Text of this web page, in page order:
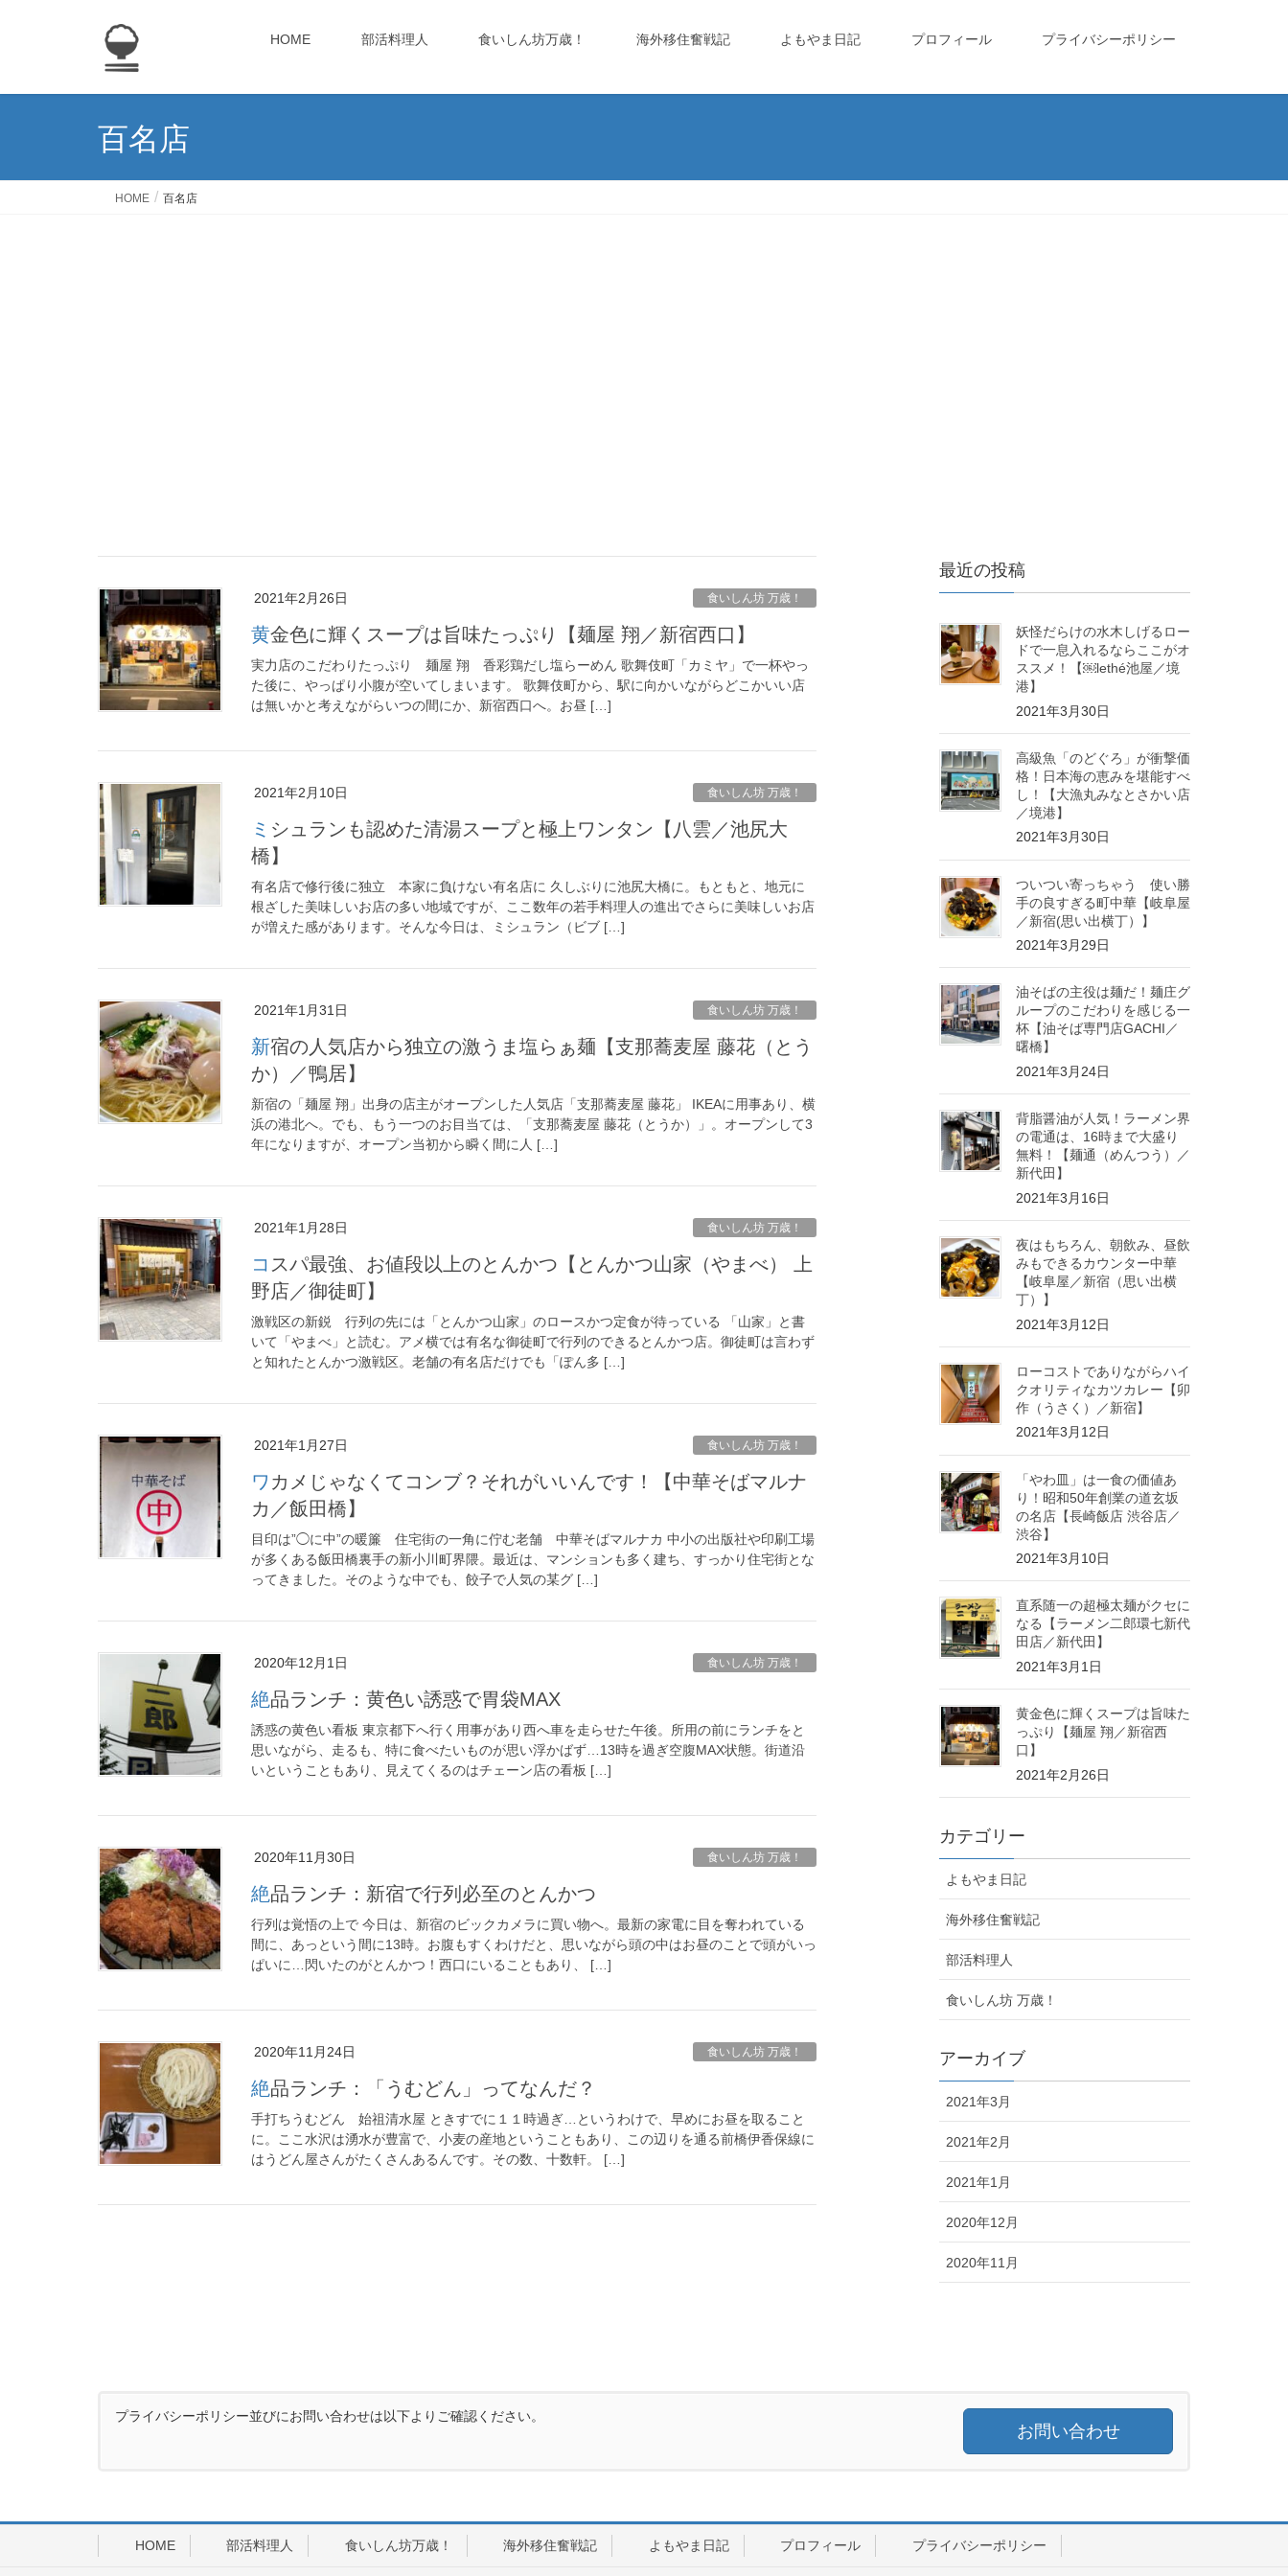
HOME 部活料理人 食いしん坊万歳！ 海外移住奮戦記 よもやま日記 プロフィール プライバシーポリシー
百名店
HOME 百名店
2021年2月26日 食いしん坊 万歳！
黄金色に輝くスープは旨味たっぷり【麺屋 翔／新宿西口】
実力店のこだわりたっぷり 麺屋 翔 香彩鶏だし塩らーめん 歌舞伎町「カミヤ」で一杯やっ
た後に、やっぱり小腹が空いてしまいます。 歌舞伎町から、駅に向かいながらどこかいい店
は無いかと考えながらいつの間にか、新宿西口へ。お昼 […]
2021年2月10日 食いしん坊 万歳！
ミシュランも認めた清湯スープと極上ワンタン【八雲／池尻大
橋】
有名店で修行後に独立 本家に負けない有名店に 久しぶりに池尻大橋に。もともと、地元に
根ざした美味しいお店の多い地域ですが、ここ数年の若手料理人の進出でさらに美味しいお店
が増えた感があります。そんな今日は、ミシュラン（ビブ […]
2021年1月31日 食いしん坊 万歳！
新宿の人気店から独立の激うま塩らぁ麺【支那蕎麦屋 藤花（とう
か）／鴨居】
新宿の「麺屋 翔」出身の店主がオープンした人気店「支那蕎麦屋 藤花」 IKEAに用事あり、横
浜の港北へ。でも、もう一つのお目当ては、「支那蕎麦屋 藤花（とうか）」。オープンして3
年になりますが、オープン当初から瞬く間に人 […]
2021年1月28日 食いしん坊 万歳！
コスパ最強、お値段以上のとんかつ【とんかつ山家（やまべ） 上
野店／御徒町】
激戦区の新鋭 行列の先には「とんかつ山家」のロースかつ定食が待っている 「山家」と書
いて「やまべ」と読む。アメ横では有名な御徒町で行列のできるとんかつ店。御徒町は言わず
と知れたとんかつ激戦区。老舗の有名店だけでも「ぽん多 […]
2021年1月27日 食いしん坊 万歳！
ワカメじゃなくてコンブ？それがいいんです！【中華そばマルナ
カ／飯田橋】
目印は”◯に中”の暖簾 住宅街の一角に佇む老舗 中華そばマルナカ 中小の出版社や印刷工場
が多くある飯田橋裏手の新小川町界隈。最近は、マンションも多く建ち、すっかり住宅街とな
ってきました。そのような中でも、餃子で人気の某グ […]
2020年12月1日 食いしん坊 万歳！
絶品ランチ：黄色い誘惑で胃袋MAX
誘惑の黄色い看板 東京都下へ行く用事があり西へ車を走らせた午後。所用の前にランチをと
思いながら、走るも、特に食べたいものが思い浮かばず…13時を過ぎ空腹MAX状態。街道沿
いということもあり、見えてくるのはチェーン店の看板 […]
2020年11月30日 食いしん坊 万歳！
絶品ランチ：新宿で行列必至のとんかつ
行列は覚悟の上で 今日は、新宿のビックカメラに買い物へ。最新の家電に目を奪われている
間に、あっという間に13時。お腹もすくわけだと、思いながら頭の中はお昼のことで頭がいっ
ぱいに…閃いたのがとんかつ！西口にいることもあり、 […]
2020年11月24日 食いしん坊 万歳！
絶品ランチ：「うむどん」ってなんだ？
手打ちうむどん 始祖清水屋 ときすでに１１時過ぎ…というわけで、早めにお昼を取ること
に。ここ水沢は湧水が豊富で、小麦の産地ということもあり、この辺りを通る前橋伊香保線に
はうどん屋さんがたくさんあるんです。その数、十数軒。 […]
最近の投稿
妖怪だらけの水木しげるロー
ドで一息入れるならここがオ
ススメ！【￼lethé池屋／境
港】
2021年3月30日
高級魚「のどぐろ」が衝撃価
格！日本海の恵みを堪能すべ
し！【大漁丸みなとさかい店
／境港】
2021年3月30日
ついつい寄っちゃう 使い勝
手の良すぎる町中華【岐阜屋
／新宿(思い出横丁）】
2021年3月29日
油そばの主役は麺だ！麺庄グ
ループのこだわりを感じる一
杯【油そば専門店GACHI／
曙橋】
2021年3月24日
背脂醤油が人気！ラーメン界
の電通は、16時まで大盛り
無料！【麺通（めんつう）／
新代田】
2021年3月16日
夜はもちろん、朝飲み、昼飲
みもできるカウンター中華
【岐阜屋／新宿（思い出横
丁）】
2021年3月12日
ローコストでありながらハイ
クオリティなカツカレー【卯
作（うさく）／新宿】
2021年3月12日
「やわ皿」は一食の価値あ
り！昭和50年創業の道玄坂
の名店【長崎飯店 渋谷店／
渋谷】
2021年3月10日
直系随一の超極太麺がクセに
なる【ラーメン二郎環七新代
田店／新代田】
2021年3月1日
黄金色に輝くスープは旨味た
っぷり【麺屋 翔／新宿西
口】
2021年2月26日
カテゴリー
よもやま日記
海外移住奮戦記
部活料理人
食いしん坊 万歳！
アーカイブ
2021年3月
2021年2月
2021年1月
2020年12月
2020年11月
プライバシーポリシー並びにお問い合わせは以下よりご確認ください。
お問い合わせ
HOME 部活料理人 食いしん坊万歳！ 海外移住奮戦記 よもやま日記 プロフィール プライバシーポリシー